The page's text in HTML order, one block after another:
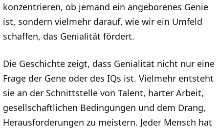
konzentrieren, ob jemand ein angeborenes Genie
ist, sondern vielmehr darauf, wie wir ein Umfeld
schaffen, das Genialität fördert.
Die Geschichte zeigt, dass Genialität nicht nur eine
Frage der Gene oder des IQs ist. Vielmehr entsteht
sie an der Schnittstelle von Talent, harter Arbeit,
gesellschaftlichen Bedingungen und dem Drang,
Herausforderungen zu meistern. Jeder Mensch hat